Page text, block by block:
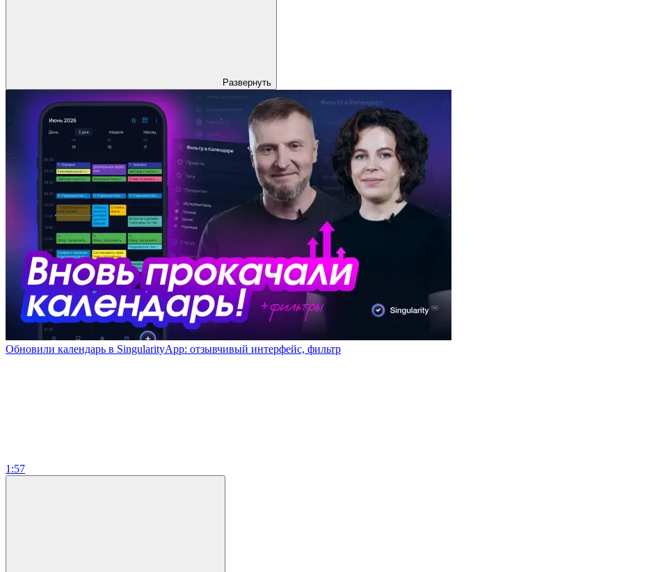
Развернуть
Обновили календарь в SingularityApp: отзывчивый интерфейс, фильтр
1:57